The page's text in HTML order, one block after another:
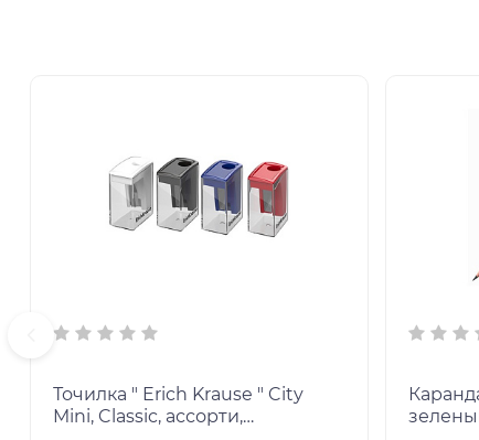
Точилка " Erich Krause " City
Mini, Classic, ассорти,